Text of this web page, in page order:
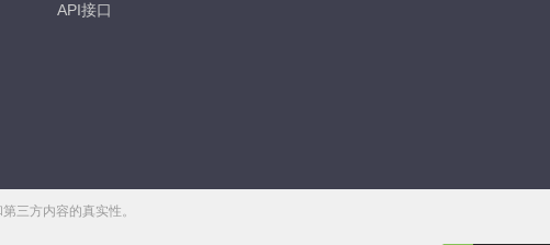
API接口
三方内容的真实性。